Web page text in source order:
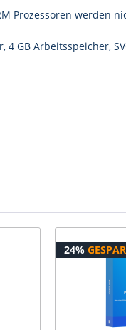
Prozessoren werden
Arbeitsspeicher,
24%